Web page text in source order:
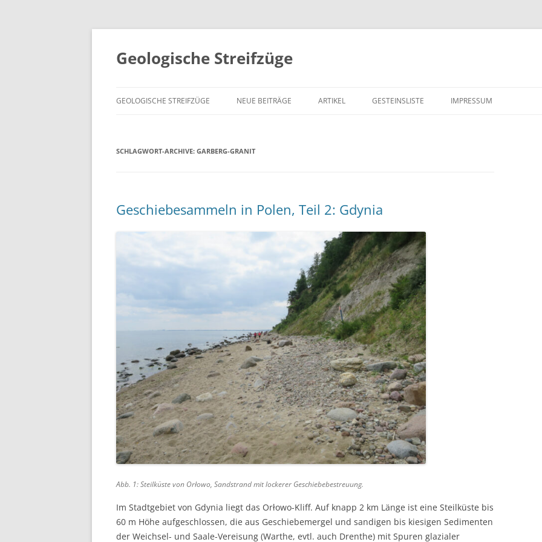
Geologische Streifzüge
Inhalt
GEOLOGISCHE STREIFZÜGE NEUE BEITRÄGE ARTIKEL GESTEINSLISTE IMPRESSUM
SCHLAGWORT-ARCHIVE: GARBERG-GRANIT
Geschiebesammeln in Polen, Teil 2: Gdynia
Abb. 1: Steilküste von Orłowo, Sandstrand mit lockerer Geschiebebestreuung.
Im Stadtgebiet von Gdynia liegt das Orłowo-Kliff. Auf knapp 2 km Länge ist eine Steilküste bis
60 m Höhe aufgeschlossen, die aus Geschiebemergel und sandigen bis kiesigen Sedimenten
der Weichsel- und Saale-Vereisung (Warthe, evtl. auch Drenthe) mit Spuren glazialer